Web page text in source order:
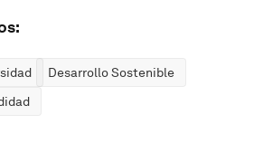
Desarrollo Sostenible